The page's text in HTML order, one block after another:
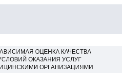
ОЦЕНКА КАЧЕСТВА
ОКАЗАНИЯ УСЛУГ
ОРГАНИЗАЦИЯМИ